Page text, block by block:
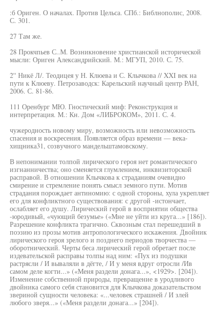
:б Ориген. О началах. Против Цельса. СПб.: Библнополис, 2008.
С. 301.
27 Там же.
28 Прокчпьев С..М. Возникновение христианской исторической
мысли: Ориген Александрийский. М.: МГУП, 2010. С. 75.
2'' Никё Л/. Теодицея у Н. Клюева и С. Клычкова // XXI век на
пути к Клюеву. Петрозаводск: Карельский научный центр РАН,
2006. С. 81-86.
111 Оренбург МЮ. Гностический миф: Реконструкция и
интерпретация. М.: Кн. Дом «ЛИБРОКОМ», 2011. С. 4.
чужеродность новому миру, возможность или невозможность
спасения и воскресения. Появляется образ времени — века-
хищника31, созвучного мандельштамовскому.
В непонимании толпой лирического героя нет романтического
изгнанничества; оно сменяется глумлением, инквизиторской
расправой. В отношении Клычкова к страданиям очевидно
смирение и стремление понять смысл земного пути. Мотив
страдания порождает антиномию: с одной стороны, хула укрепляет
его для конфликтного существования: с другой -истончает,
ослабляет его душу. Лирический герой в восприятии общества
-юродивый, «чующий безумье» («Мне не уйти из круга...» [186]).
Разрешение конфликта трагично. Сквозным стал перешедший в
поэзию из прозы мотив антропологического искажения. Двойник
лирического героя зрелого и позднего периодов творчества —
оборотнический. Черты беса лирический герой обретает после
издевательской расправы толпы над ним: «Пух из подушки
растрясли / И вываляли в дёгте, / И у меня вдруг отросли /Ив
самом деле когти...» («Меня раздели донага...», <1929>. [204]).
Изменение собственной природы, превращение в уродливого
двойника самого себя становится для Клычкова доказательством
звериной сущности человека: «...человек страшней / И злей
любого зверя...» («Меня раздели донага...» [204]).